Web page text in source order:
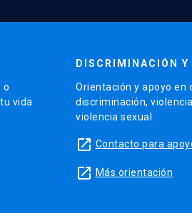
o
vida
DISCRIMINACIÓN
Orientación y apoyo en
discriminación,
violencia sexual.
launch Contacto para
launch Más orientación